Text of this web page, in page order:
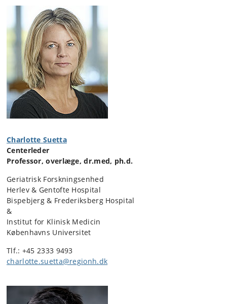
Charlotte Suetta
Centerleder
Professor, overlæge, dr.med, ph.d.
Geriatrisk Forskningsenhed
Herlev & Gentofte Hospital
Bispebjerg & Frederiksberg Hospital
&
Institut for Klinisk Medicin
Københavns Universitet
Tlf.: +45 2333 9493
charlotte.suetta@regionh.dk